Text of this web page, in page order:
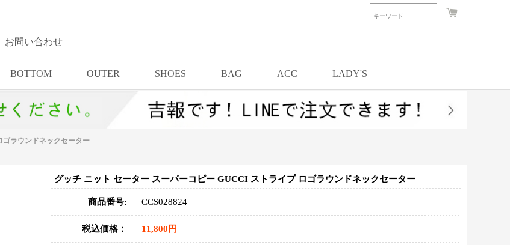
お問い合わせ
BOTTOM OUTER SHOES BAG ACC LADY'S
ラウンドネックセーター
グッチ ニット セーター スーパーコピー GUCCI ストライプ ロゴラウンドネックセーター
商品番号: CCS028824
税込価格： 11,800円